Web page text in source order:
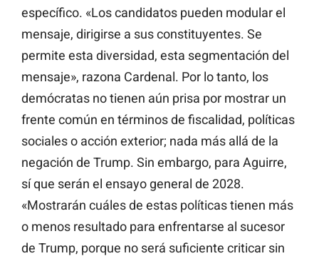
específico. «Los candidatos pueden modular el
mensaje, dirigirse a sus constituyentes. Se
permite esta diversidad, esta segmentación del
mensaje», razona Cardenal. Por lo tanto, los
demócratas no tienen aún prisa por mostrar un
frente común en términos de fiscalidad, políticas
sociales o acción exterior; nada más allá de la
negación de Trump. Sin embargo, para Aguirre,
sí que serán el ensayo general de 2028.
«Mostrarán cuáles de estas políticas tienen más
o menos resultado para enfrentarse al sucesor
de Trump, porque no será suficiente criticar sin